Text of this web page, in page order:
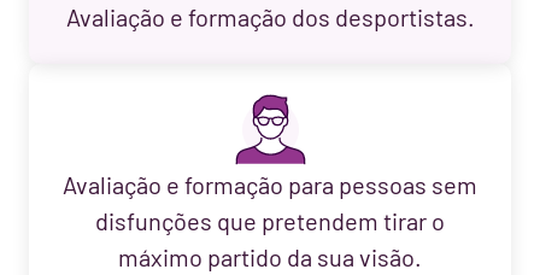
Avaliação e formação dos desportistas.
Avaliação e formação para pessoas sem
disfunções que pretendem tirar o
máximo partido da sua visão.